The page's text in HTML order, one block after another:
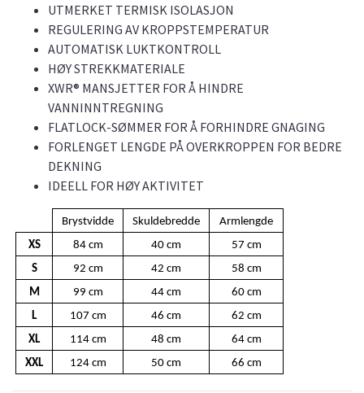
UTMERKET TERMISK ISOLASJON
REGULERING AV KROPPSTEMPERATUR
AUTOMATISK LUKTKONTROLL
HØY STREKKMATERIALE
XWR® MANSJETTER FOR Å HINDRE
VANNINNTREGNING
FLATLOCK-SØMMER FOR Å FORHINDRE GNAGING
FORLENGET LENGDE PÅ OVERKROPPEN FOR BEDRE
DEKNING
IDEELL FOR HØY AKTIVITET
Brystvidde Skuldebredde
Armlengde
XS
84 cm 40 cm
57 cm
S
92 cm 42 cm
58 cm
M
99 cm 44 cm
60 cm
L
107 cm 46 cm
62 cm
XL
114 cm 48 cm
64 cm
XXL
124 cm 50 cm 66 cm